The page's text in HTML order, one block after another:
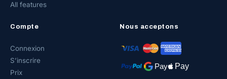
All features
Compte
Connexion
S’inscrire
Prix
Nous acceptons